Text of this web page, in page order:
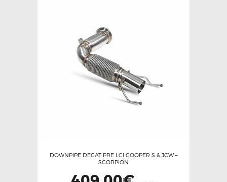
DOWNPIPE DECAT PRE LCI COOPER S & JCW –
SCORPION